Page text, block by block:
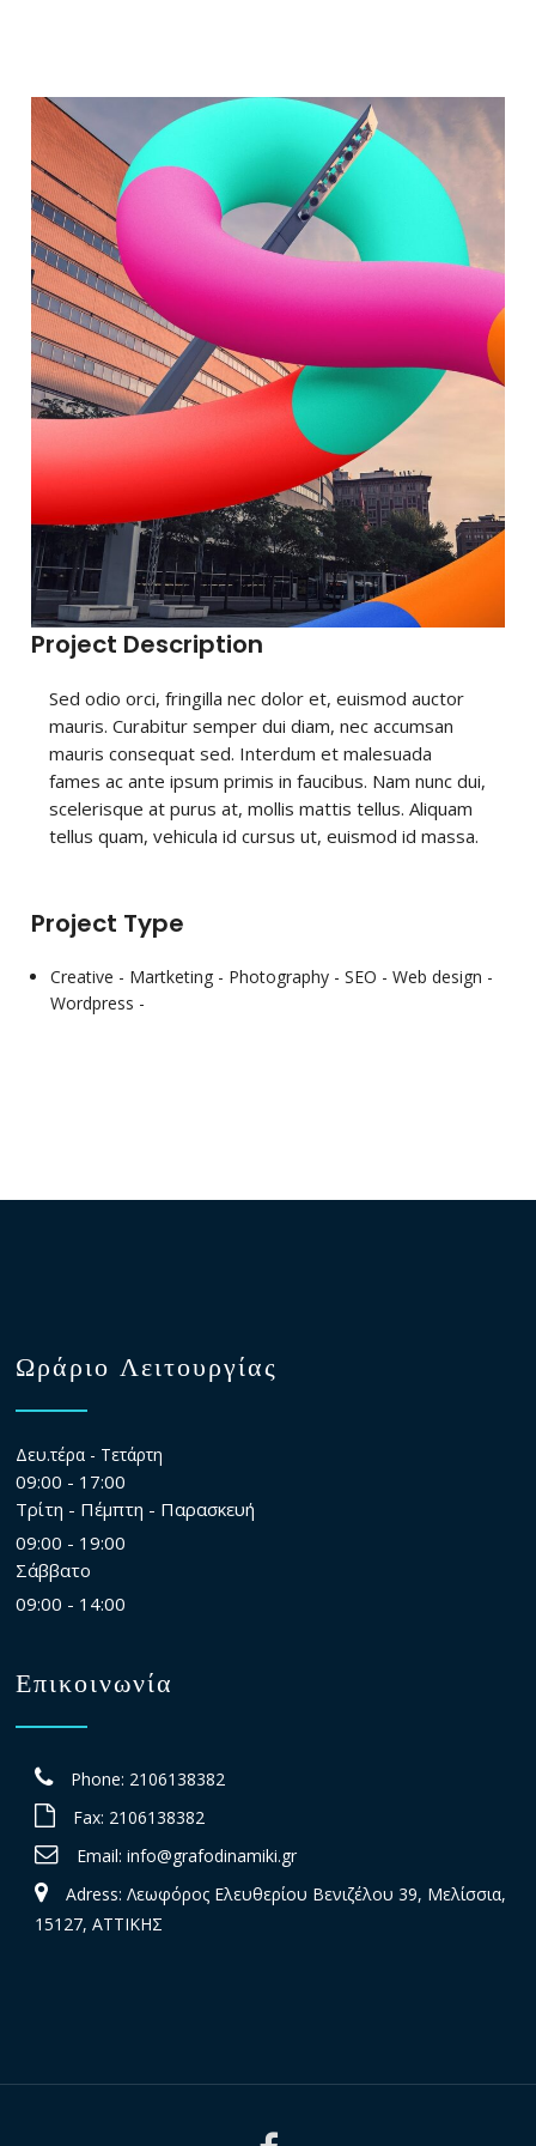
Project Description
Sed odio orci, fringilla nec dolor et, euismod auctor
mauris. Curabitur semper dui diam, nec accumsan
mauris consequat sed. Interdum et malesuada
fames ac ante ipsum primis in faucibus. Nam nunc dui,
scelerisque at purus at, mollis mattis tellus. Aliquam
tellus quam, vehicula id cursus ut, euismod id massa.
Project Type
Creative - Martketing - Photography - SEO - Web design -
Wordpress -
Ωράριο Λειτουργίας
Δευ.τέρα - Τετάρτη
09:00 - 17:00
Τρίτη - Πέμπτη - Παρασκευή
09:00 - 19:00
Σάββατο
09:00 - 14:00
Επικοινωνία
Phone: 2106138382
Fax: 2106138382
Email: info@grafodinamiki.gr
Adress: Λεωφόρος Ελευθερίου Βενιζέλου 39, Μελίσσια,
15127, ΑΤΤΙΚΗΣ